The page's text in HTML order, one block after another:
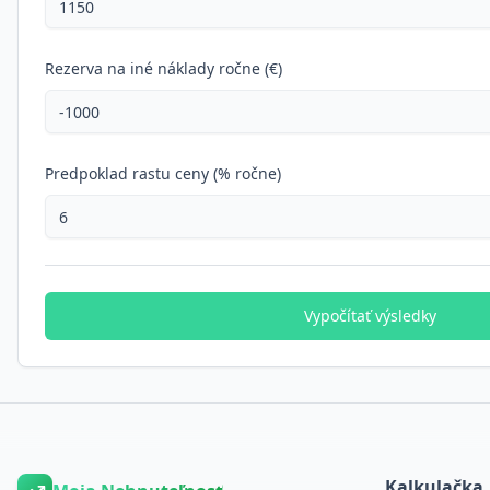
Rezerva na iné náklady ročne (€)
Predpoklad rastu ceny (% ročne)
Vypočítať výsledky